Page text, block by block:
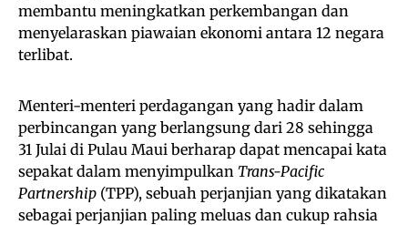
membantu meningkatkan perkembangan dan
menyelaraskan piawaian ekonomi antara 12 negara
terlibat.
Menteri-menteri perdagangan yang hadir dalam
perbincangan yang berlangsung dari 28 sehingga
31 Julai di Pulau Maui berharap dapat mencapai kata
sepakat dalam menyimpulkan Trans-Pacific
Partnership (TPP), sebuah perjanjian yang dikatakan
sebagai perjanjian paling meluas dan cukup rahsia